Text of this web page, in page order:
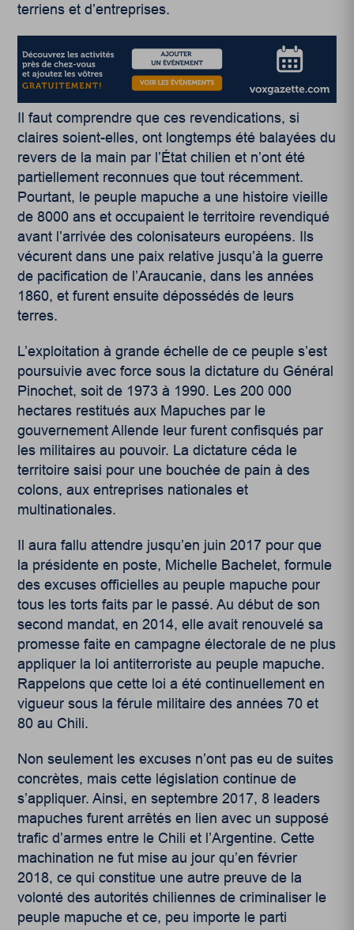
terriens et d’entreprises.
Il faut comprendre que ces revendications, si
claires soient-elles, ont longtemps été balayées du
revers de la main par l’État chilien et n’ont été
partiellement reconnues que tout récemment.
Pourtant, le peuple mapuche a une histoire vieille
de 8000 ans et occupaient le territoire revendiqué
avant l’arrivée des colonisateurs européens. Ils
vécurent dans une paix relative jusqu’à la guerre
de pacification de l’Araucanie, dans les années
1860, et furent ensuite dépossédés de leurs
terres.
L’exploitation à grande échelle de ce peuple s’est
poursuivie avec force sous la dictature du Général
Pinochet, soit de 1973 à 1990. Les 200 000
hectares restitués aux Mapuches par le
gouvernement Allende leur furent confisqués par
les militaires au pouvoir. La dictature céda le
territoire saisi pour une bouchée de pain à des
colons, aux entreprises nationales et
multinationales.
Il aura fallu attendre jusqu’en juin 2017 pour que
la présidente en poste, Michelle Bachelet, formule
des excuses officielles au peuple mapuche pour
tous les torts faits par le passé. Au début de son
second mandat, en 2014, elle avait renouvelé sa
promesse faite en campagne électorale de ne plus
appliquer la loi antiterroriste au peuple mapuche.
Rappelons que cette loi a été continuellement en
vigueur sous la férule militaire des années 70 et
80 au Chili.
Non seulement les excuses n’ont pas eu de suites
concrètes, mais cette législation continue de
s’appliquer. Ainsi, en septembre 2017, 8 leaders
mapuches furent arrêtés en lien avec un supposé
trafic d’armes entre le Chili et l’Argentine. Cette
machination ne fut mise au jour qu’en février
2018, ce qui constitue une autre preuve de la
volonté des autorités chiliennes de criminaliser le
peuple mapuche et ce, peu importe le parti